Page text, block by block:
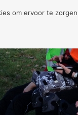
om ervoor te